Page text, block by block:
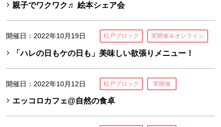
親子でワクワク♬ 絵本シェア会
開催日：2022年10月19日 松戸ブロック 実開催＆オンライン
「ハレの日もケの日も」美味しい欲張りメニュー！
開催日：2022年10月12日 松戸ブロック 実開催
エッコロカフェ@自然の食卓